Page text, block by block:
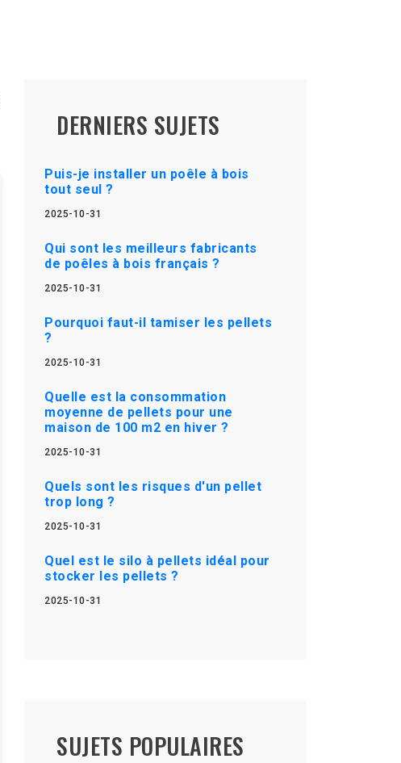
DERNIERS SUJETS
Puis-je installer un poêle à bois
tout seul ?
2025-10-31
Qui sont les meilleurs fabricants
de poêles à bois français ?
2025-10-31
Pourquoi faut-il tamiser les pellets
?
2025-10-31
Quelle est la consommation
moyenne de pellets pour une
maison de 100 m2 en hiver ?
2025-10-31
Quels sont les risques d'un pellet
trop long ?
2025-10-31
Quel est le silo à pellets idéal pour
stocker les pellets ?
2025-10-31
SUJETS POPULAIRES